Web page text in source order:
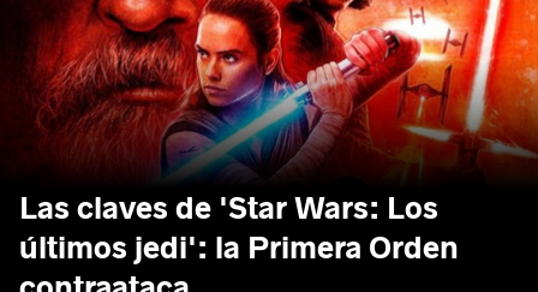
Las claves de 'Star Wars: Los
últimos jedi': la Primera Orden